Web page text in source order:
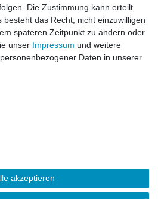
| Alle Rechte vorbehalten.
Die Zustimmung kann erteilt
das Recht, nicht einzuwilligen
späteren Zeitpunkt zu ändern oder
unser Impressum und weitere
Daten in unserer
akzeptieren